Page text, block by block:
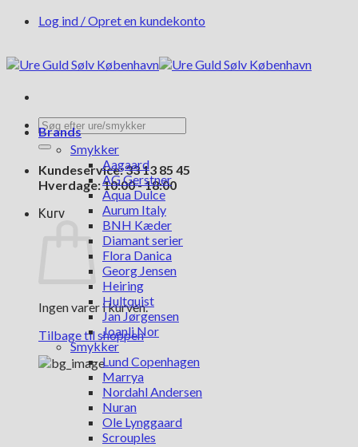
FortsætLog ind / Opret en kundekonto
Søg
efter:
Kundeservice: 33 13 85 45
Hverdage: 10:00 - 18:00
Kurv
Ingen varer i kurven.
Tilbage til shoppen
Brands
Smykker
Aagaard
AG Gerstner
Aqua Dulce
Aurum Italy
BNH Kæder
Diamant serier
Flora Danica
Georg Jensen
Heiring
Hultquist
Jan Jørgensen
Joanli Nor
Smykker
Lund Copenhagen
Marrya
Nordahl Andersen
Nuran
Ole Lynggaard
Scrouples